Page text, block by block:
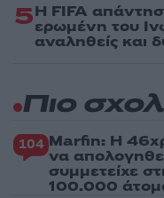
5Η FIFA
ερωμένη του
αναληθείς και
Πιο
104 Marfin: Η
να
συμμετείχε
100.000